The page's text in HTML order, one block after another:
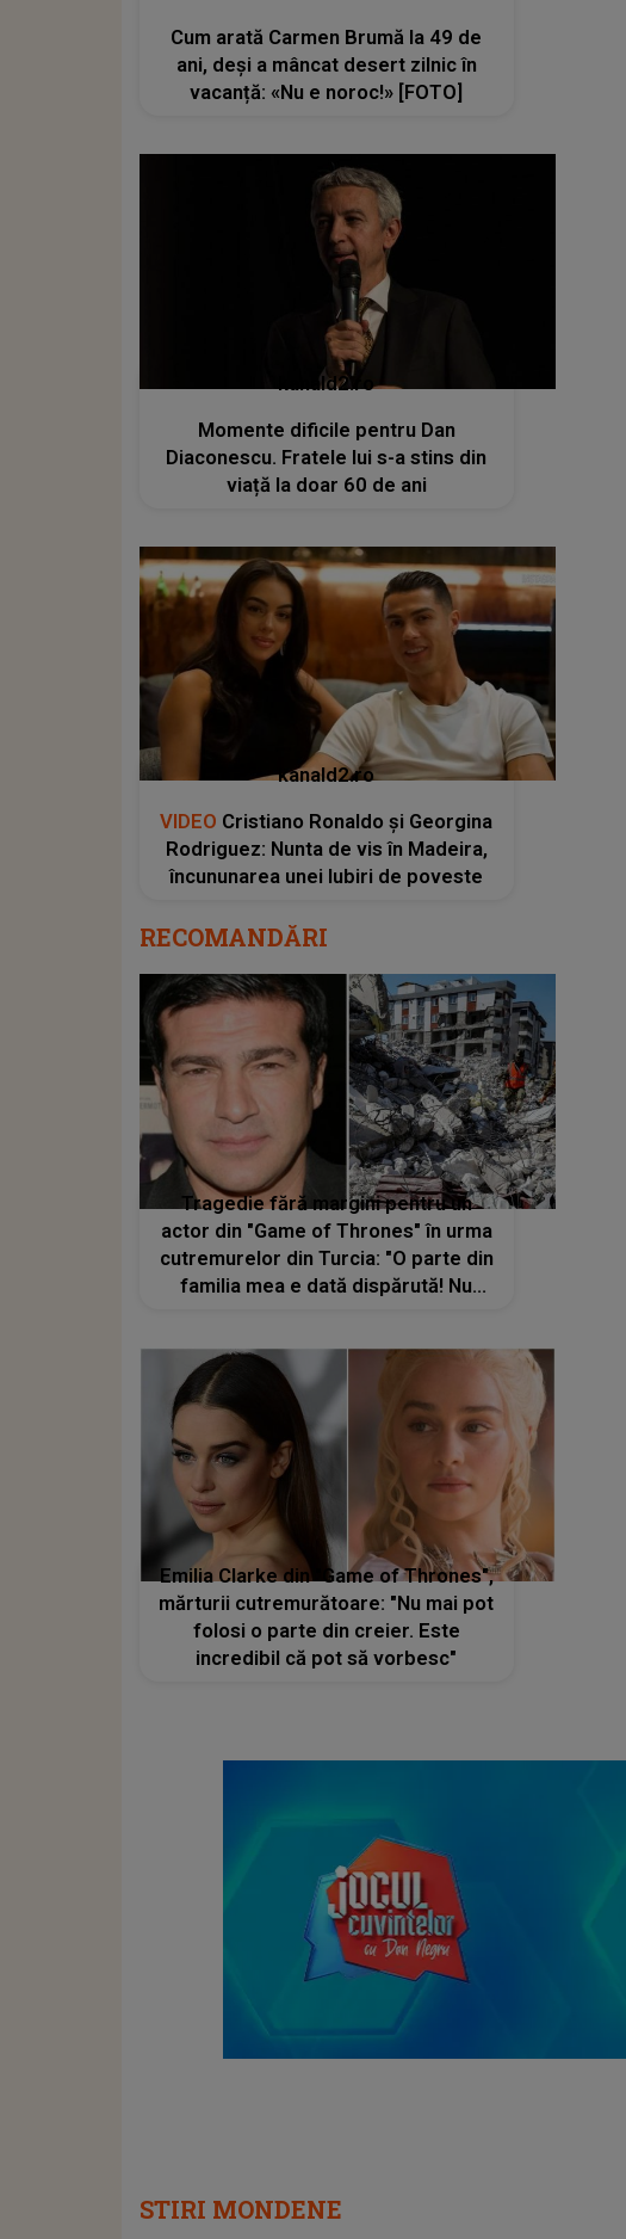
Cum arată Carmen Brumă la 49 de
ani, deși a mâncat desert zilnic în
vacanță: «Nu e noroc!» [FOTO]
kanald2.ro
Momente dificile pentru Dan
Diaconescu. Fratele lui s-a stins din
viață la doar 60 de ani
kanald2.ro
VIDEO Cristiano Ronaldo și Georgina
Rodriguez: Nunta de vis în Madeira,
încununarea unei Iubiri de poveste
RECOMANDĂRI
Tragedie fără margini pentru un
actor din "Game of Thrones" în urma
cutremurelor din Turcia: "O parte din
familia mea e dată dispărută! Nu
Emilia Clarke din "Game of Thrones",
mărturii cutremurătoare: "Nu mai pot
folosi o parte din creier. Este
incredibil că pot să vorbesc"
STIRI MONDENE